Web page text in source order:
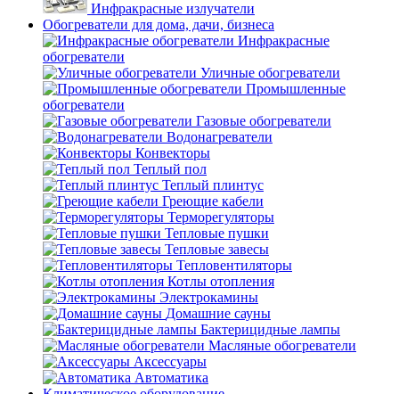
Инфракрасные излучатели
Обогреватели для дома, дачи, бизнеса
Инфракрасные
обогреватели
Уличные обогреватели
Промышленные
обогреватели
Газовые обогреватели
Водонагреватели
Конвекторы
Теплый пол
Теплый плинтус
Греющие кабели
Терморегуляторы
Тепловые пушки
Тепловые завесы
Тепловентиляторы
Котлы отопления
Электрокамины
Домашние сауны
Бактерицидные лампы
Масляные обогреватели
Аксессуары
Автоматика